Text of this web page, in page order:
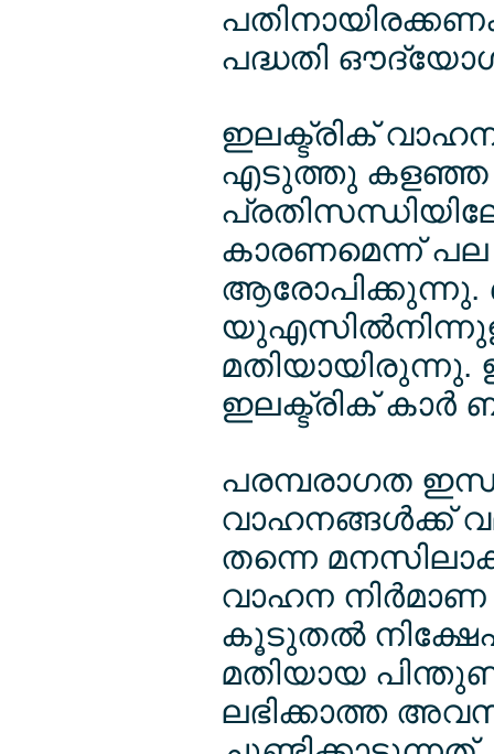
പദ്ധതി
ഇലക്ട്രിക്
എടുത്തു കളഞ്ഞ
കാരണമെന്ന് പല
ആരോപിക്കുന്നു.
മതിയായിരുന്നു.
ഇലക്ട്രിക്
പരമ്പരാഗത
വാഹനങ്ങള്‍ക്ക്
തന്നെ
വാഹന നിര്‍മാണ
കൂടുതല്‍
മതിയായ
ലഭിക്കാത്ത